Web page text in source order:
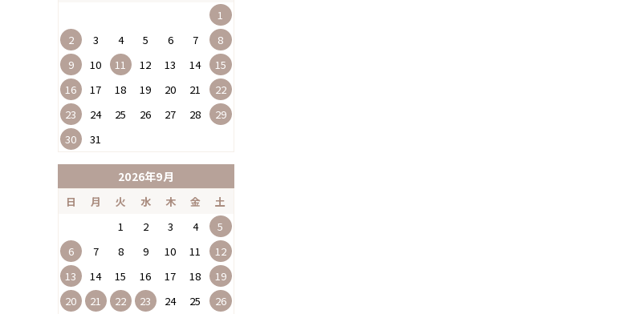
1
2
3 4 5 6 7
8
9
10 11 12 13 14
15
16
17 18 19 20 21
22
23
24 25 26 27 28
29
30
31
2026年9月
日 月 火 水 木 金
土
1
2 3 4
5
6
7 8 9 10 11
12
13
14 15 16 17 18
19
20
21 22 23 24 25 26